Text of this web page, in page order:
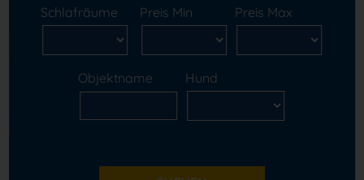
Schlafräume Preis Min Preis Max
Objektname Hund